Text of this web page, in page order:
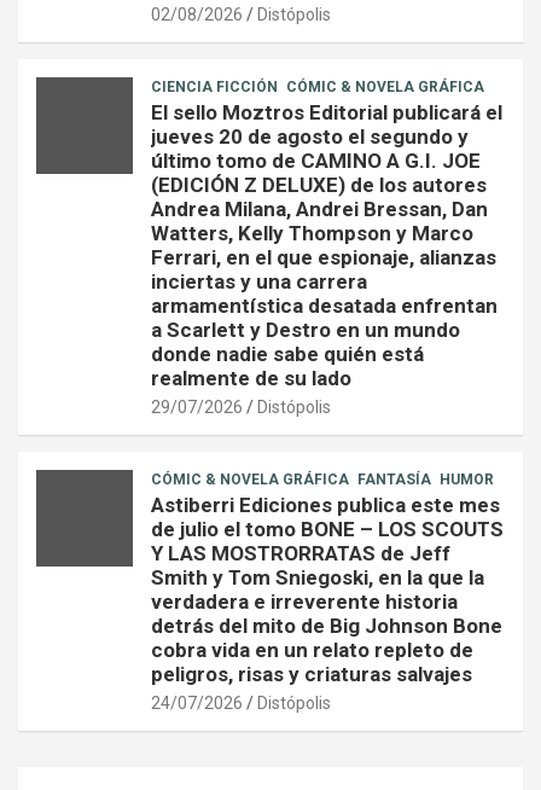
02/08/2026 Distópolis
CIENCIA FICCIÓN CÓMIC & NOVELA GRÁFICA
El sello Moztros Editorial publicará el
jueves 20 de agosto el segundo y
último tomo de CAMINO A G.I. JOE
(EDICIÓN Z DELUXE) de los autores
Andrea Milana, Andrei Bressan, Dan
Watters, Kelly Thompson y Marco
Ferrari, en el que espionaje, alianzas
inciertas y una carrera
armamentística desatada enfrentan
a Scarlett y Destro en un mundo
donde nadie sabe quién está
realmente de su lado
29/07/2026 Distópolis
CÓMIC & NOVELA GRÁFICA FANTASÍA HUMOR
Astiberri Ediciones publica este mes
de julio el tomo BONE – LOS SCOUTS
Y LAS MOSTRORRATAS de Jeff
Smith y Tom Sniegoski, en la que la
verdadera e irreverente historia
detrás del mito de Big Johnson Bone
cobra vida en un relato repleto de
peligros, risas y criaturas salvajes
24/07/2026 Distópolis